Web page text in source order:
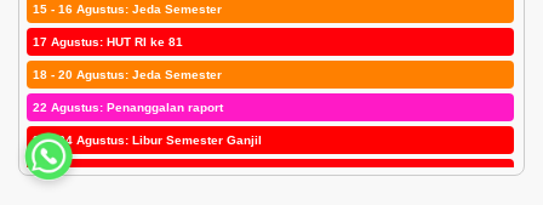
15 - 16 Agustus: Jeda Semester
17 Agustus: HUT RI ke 81
18 - 20 Agustus: Jeda Semester
22 Agustus: Penanggalan raport
23 - 24 Agustus: Libur Semester Ganjil
25 Agustus: Maulid Nabi SAW